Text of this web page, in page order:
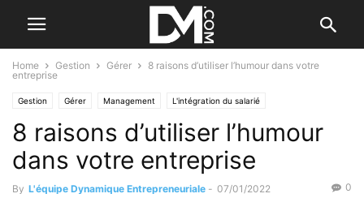
Home Gestion Gérer
8 raisons d’utiliser l’humour dans votre
entreprise
Gestion Gérer Management L'intégration du salarié
8 raisons d’utiliser l’humour
dans votre entreprise
By L'équipe Dynamique Entrepreneuriale - 07/01/2022 0